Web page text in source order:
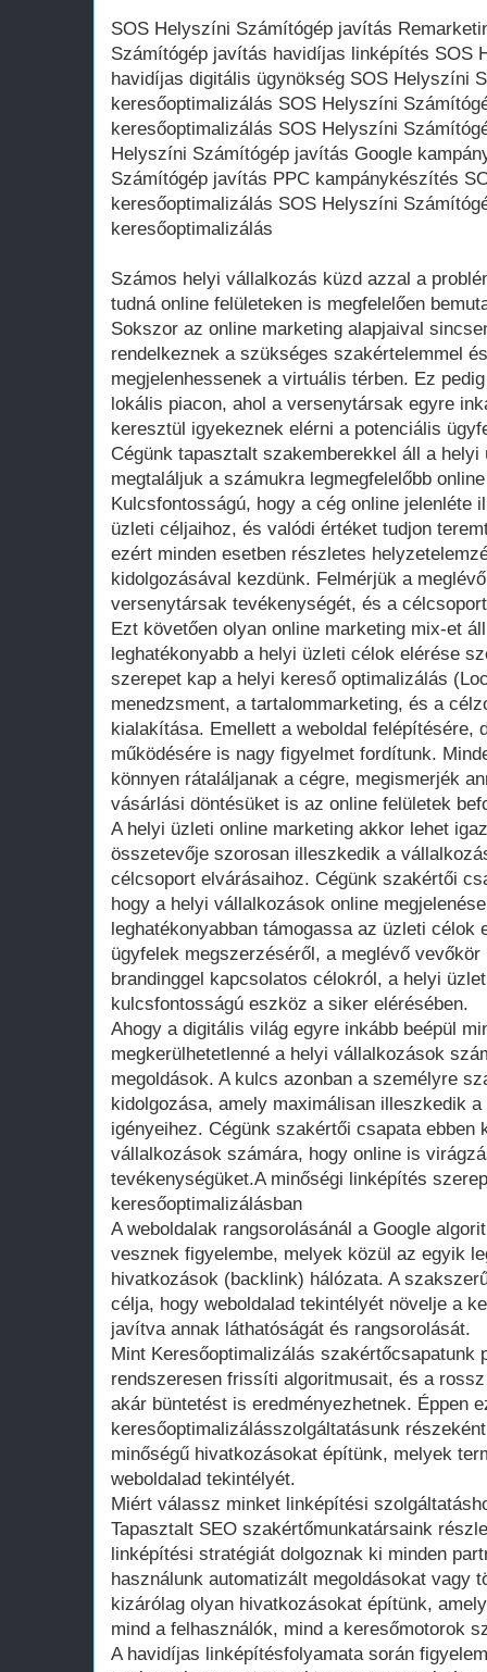
SOS Helyszíni Számítógép javítás
Számítógép javítás havidíjas linképítés SOS
havidíjas digitális ügynökség SOS Helyszíni
keresőoptimalizálás SOS Helyszíni
keresőoptimalizálás SOS Helyszíni
Helyszíni Számítógép javítás Google
Számítógép javítás PPC kampánykészítés
keresőoptimalizálás SOS Helyszíni
keresőoptimalizálás
Számos helyi vállalkozás küzd azzal a
tudná online felületeken is megfelelően
Sokszor az online marketing alapjaival
rendelkeznek a szükséges szakértelemmel
megjelenhessenek a virtuális térben. Ez
lokális piacon, ahol a versenytársak egyre
keresztül igyekeznek elérni a potenciális
Cégünk tapasztalt szakemberekkel áll a
megtaláljuk a számukra legmegfelelőbb
Kulcsfontosságú, hogy a cég online jelenléte
üzleti céljaihoz, és valódi értéket tudjon
ezért minden esetben részletes
kidolgozásával kezdünk. Felmérjük a
versenytársak tevékenységét, és a
Ezt követően olyan online marketing mix-et
leghatékonyabb a helyi üzleti célok elérése
szerepet kap a helyi kereső optimalizálás
menedzsment, a tartalommarketing, és a
kialakítása. Emellett a weboldal felépítésére,
működésére is nagy figyelmet fordítunk.
könnyen rátaláljanak a cégre, megismerjék
vásárlási döntésüket is az online felületek
A helyi üzleti online marketing akkor lehet
összetevője szorosan illeszkedik a
célcsoport elvárásaihoz. Cégünk szakértői
hogy a helyi vállalkozások online
leghatékonyabban támogassa az üzleti célok
ügyfelek megszerzéséről, a meglévő
brandinggel kapcsolatos célokról, a helyi
kulcsfontosságú eszköz a siker elérésében.
Ahogy a digitális világ egyre inkább beépül
megkerülhetetlenné a helyi vállalkozások
megoldások. A kulcs azonban a személyre
kidolgozása, amely maximálisan illeszkedik
igényeihez. Cégünk szakértői csapata
vállalkozások számára, hogy online is
tevékenységüket.A minőségi linképítés
keresőoptimalizálásban
A weboldalak rangsorolásánál a Google
vesznek figyelembe, melyek közül az egyik
hivatkozások (backlink) hálózata. A
célja, hogy weboldalad tekintélyét növelje a
javítva annak láthatóságát és rangsorolását.
Mint Keresőoptimalizálás szakértőcsapatunk
rendszeresen frissíti algoritmusait, és a
akár büntetést is eredményezhetnek. Éppen
keresőoptimalizálásszolgáltatásunk
minőségű hivatkozásokat építünk, melyek
weboldalad tekintélyét.
Miért válassz minket linképítési
Tapasztalt SEO szakértőmunkatársaink
linképítési stratégiát dolgoznak ki minden
használunk automatizált megoldásokat vagy
kizárólag olyan hivatkozásokat építünk,
mind a felhasználók, mind a keresőmotorok
A havidíjas linképítésfolyamata során